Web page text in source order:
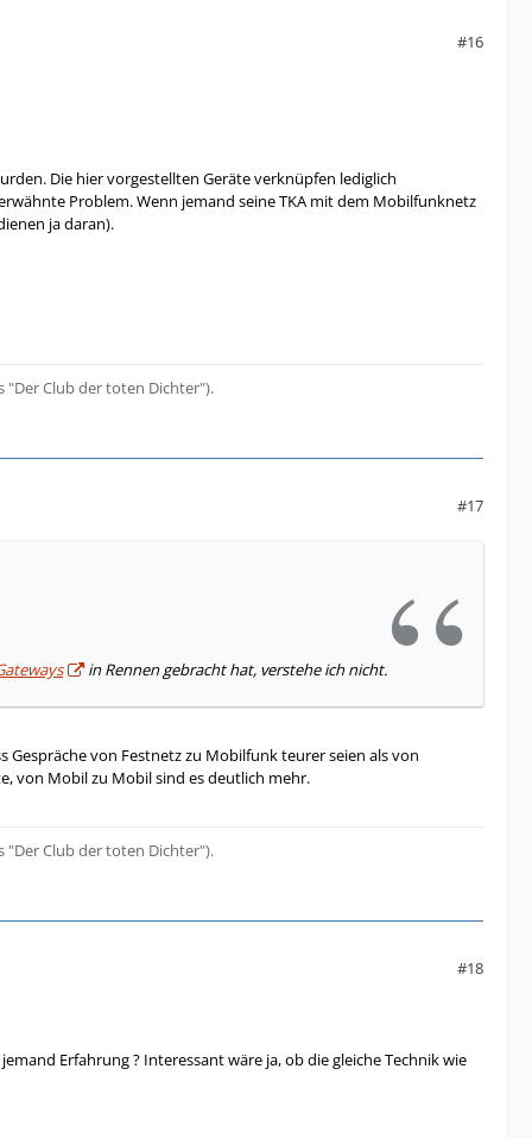
#16
Die hier vorgestellten Geräte verknüpfen lediglich
Problem. Wenn jemand seine TKA mit dem Mobilfunknetz
ja daran).
"Der Club der toten Dichter").
#17
in Rennen gebracht hat, verstehe ich nicht.
Gespräche von Festnetz zu Mobilfunk teurer seien als von
von Mobil zu Mobil sind es deutlich mehr.
"Der Club der toten Dichter").
#18
Erfahrung ? Interessant wäre ja, ob die gleiche Technik wie